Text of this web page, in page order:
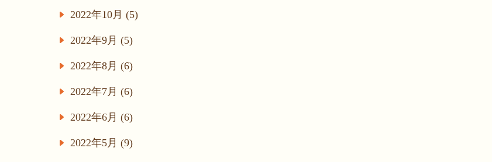
2022年10月 (5)
2022年9月 (5)
2022年8月 (6)
2022年7月 (6)
2022年6月 (6)
2022年5月 (9)